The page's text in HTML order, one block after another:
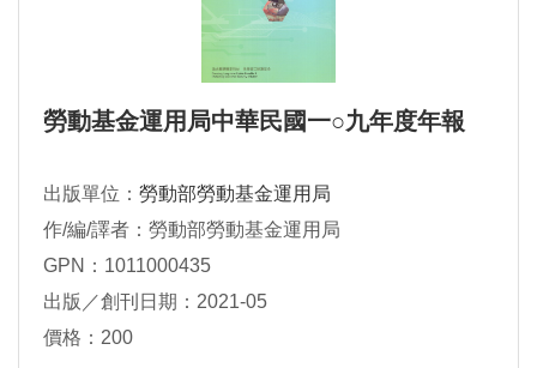
勞動基金運用局中華民國一○九年度年報
出版單位： 勞動部勞動基金運用局
作/編/譯者：勞動部勞動基金運用局
GPN：1011000435
出版／創刊日期：2021-05
價格：200